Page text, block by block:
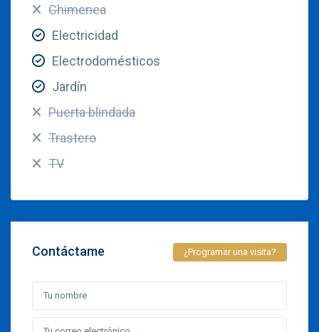
Chimenea
Electricidad
Electrodomésticos
Jardín
Puerta blindada
Trastero
TV
Contáctame ¿Programar una visita?